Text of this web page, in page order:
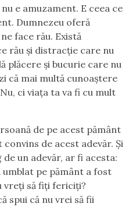
e amuzament. E ceea ce
Dumnezeu oferă
face rău. Există
rău şi distracţie care nu
plăcere şi bucurie care nu
că mai multă cunoaştere
ci viaţa ta va fi cu mult
de pe acest pământ
de acest adevăr. Şi
de un adevăr, ar fi acesta:
pe pământ a fost
vreţi să fiţi fericiţi?
spui că nu vrei să fii